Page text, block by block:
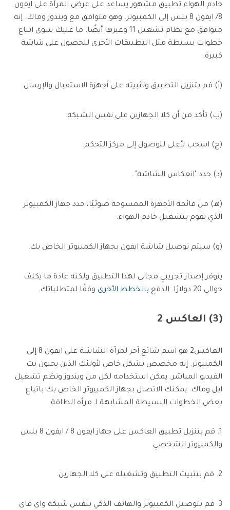
خادم الهواء تطبيق مشهور يساعد على عرض المرآة على ايفون
8/ ايفون 8 بلس إلى الكمبيوتر. وهو متوافق مع ويندوز وماك. إنه
متوافق مع نظام تشغيل 11 وغيرها أيضًا. ما عليك سوى اتباع
خطوات بسيطة مثل التطبيقات الأخرى للحصول على شاشة
كبيرة.
(أ) قم بتنزيل التطبيق وتثبيته على أجهزة الاستقبال والإرسال.
(ب) تأكد من أن كلا الجهازين على نفس الشبكة.
(ج) اسحب لأعلى للوصول إلى مركز التحكم.
(د) حدد "انعكاس الشاشة" .
(هـ) من قائمة الأجهزة الممسوحة ضوئيًا، حدد جهاز الكمبيوتر
الذي يقوم بتشغيل خادم الهواء.
(و) سيتم توصيل شاشة ايفون بجهاز الكمبيوتر الخاص بك.
يتوفر إصدار تجريبي مجاني لهذا التطبيق ولكنه عادة ما يكلف
حوالي 20 دولارًا. الدفع
بالخطط الأخرى وفقًا لمتطلباتك.
(3) العاكس 2
العاكس2 هو اسم شائع آخر لمرآة الشاشة على ايفون 8 إلى
الكمبيوتر. إنه مخصص بشكل خاص لأولئك الذين يحبون بث
الفيديو المباشر. يمكن استخدامه لكل من ويندوز ونظم تشغيل
ابل وماك. يمكنك الاتصال بجهاز الكمبيوتر الخاص بك باتباع
بعض الخطوات البسيطة المشابهة لـ مرأه الطاقة.
1. قم بتنزيل تطبيق العاكس على جهاز ايفون 8 / ايفون 8 بلس
والكمبيوتر الشخصي.
2. قم بتثبيت التطبيق وتشغيله على كلا الجهازين.
3. قم بتوصيل الكمبيوتر والهاتف الذكي بنفس شبكة واى فاى